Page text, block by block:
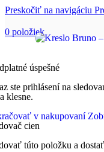
Preskočiť na navigáciu
0 položiek
úspešné
ste prihlásení na
klesne.
v nakupovaní
cien
túto položku a